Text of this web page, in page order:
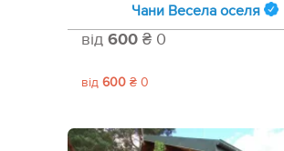
Чани Весела оселя
від 600 ₴ 0
від 600 ₴ 0